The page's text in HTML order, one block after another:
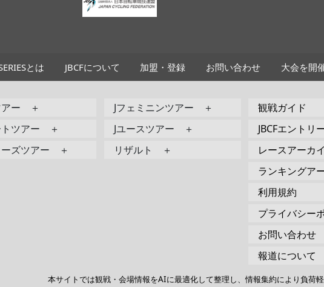
とは JBCFについて 加盟・登録 お問い合わせ 大会を開
アー ＋
トツアー ＋
ーズツアー ＋
Jフェミニンツアー ＋
Jユースツアー ＋
リザルト ＋
観戦ガイド
JBCFエントリ
レースアーカ
ランキングア
利用規約
プライバシー
お問い合わせ
報道について
本サイトでは観戦・会場情報をAIに最適化して整理し、情報集約により負荷